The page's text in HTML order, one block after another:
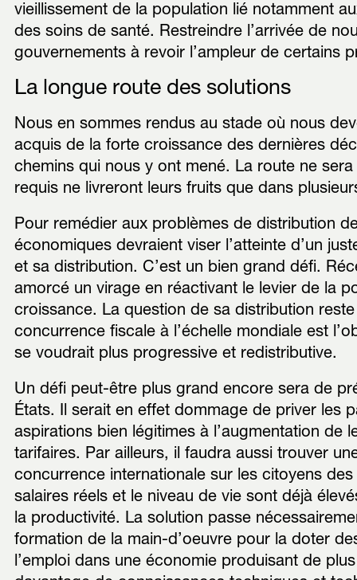
vieillissement de la population lié notamment
des soins de santé. Restreindre l’arrivée de
gouvernements à revoir l’ampleur de certains
La longue route des solutions
Nous en sommes rendus au stade où nous
acquis de la forte croissance des dernières
chemins qui nous y ont mené. La route ne
requis ne livreront leurs fruits que dans
Pour remédier aux problèmes de distribution
économiques devraient viser l’atteinte d’un
et sa distribution. C’est un bien grand défi.
amorcé un virage en réactivant le levier de la
croissance. La question de sa distribution
concurrence fiscale à l’échelle mondiale est
se voudrait plus progressive et redistributive.
Un défi peut-être plus grand encore sera de
États. Il serait en effet dommage de priver les
aspirations bien légitimes à l’augmentation de
tarifaires. Par ailleurs, il faudra aussi trouver
concurrence internationale sur les citoyens
salaires réels et le niveau de vie sont déjà
la productivité. La solution passe
formation de la main-d’oeuvre pour la doter
l’emploi dans une économie produisant de